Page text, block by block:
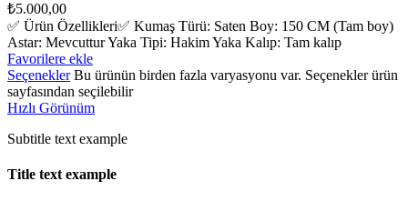
₺5.000,00
✅ Ürün Özellikleri✅ Kumaş Türü: Saten Boy: 150 CM (Tam boy)
Astar: Mevcuttur Yaka Tipi: Hakim Yaka Kalıp: Tam kalıp
Favorilere ekle
Seçenekler Bu ürünün birden fazla varyasyonu var. Seçenekler ürün
sayfasından seçilebilir
Hızlı Görünüm
Subtitle text example
Title text example